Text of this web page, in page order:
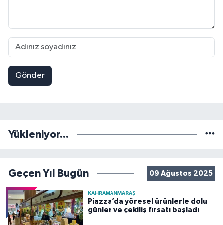
Gönder
Yükleniyor...
Geçen Yıl Bugün 09 Ağustos 2025
KAHRAMANMARAŞ
Piazza’da yöresel ürünlerle dolu
günler ve çekiliş fırsatı başladı